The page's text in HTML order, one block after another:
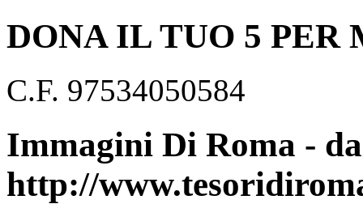
DONA IL TUO 5 PER
C.F. 97534050584
Immagini Di Roma -
http://